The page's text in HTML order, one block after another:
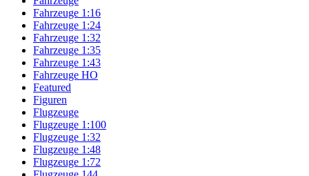
Fahrzeuge 1:16
Fahrzeuge 1:24
Fahrzeuge 1:32
Fahrzeuge 1:35
Fahrzeuge 1:43
Fahrzeuge HO
Featured
Figuren
Flugzeuge
Flugzeuge 1:100
Flugzeuge 1:32
Flugzeuge 1:48
Flugzeuge 1:72